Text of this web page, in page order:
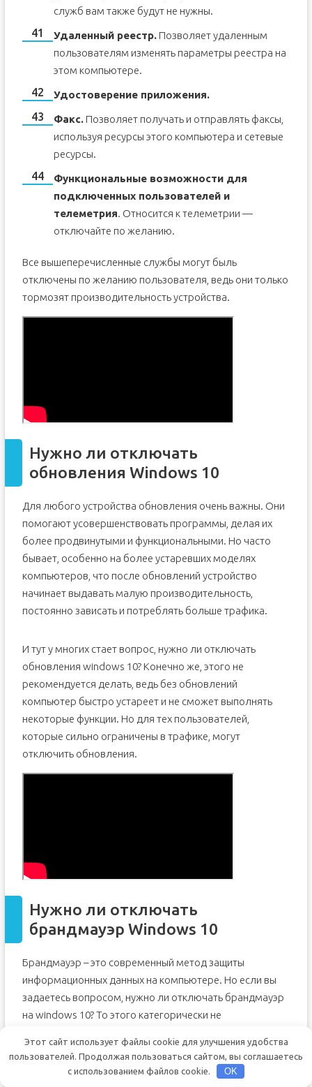
служб вам также будут не нужны.
Удаленный реестр.Позволяет удаленным
пользователям изменять параметры реестра на
этом компьютере.
Удостоверение приложения.
Факс.Позволяет получать и отправлять факсы,
используя ресурсы этого компьютера и сетевые
ресурсы.
Функциональные возможности для
подключенных пользователей и
телеметрия. Относится к телеметрии —
отключайте по желанию.
Все вышеперечисленные службы могут быль
отключены по желанию пользователя, ведь они только
тормозят производительность устройства.
Нужно ли отключать
обновления Windows 10
Для любого устройства обновления очень важны. Они
помогают усовершенствовать программы, делая их
более продвинутыми и функциональными. Но часто
бывает, особенно на более устаревших моделях
компьютеров, что после обновлений устройство
начинает выдавать малую производительность,
постоянно зависать и потреблять больше трафика.
И тут у многих стает вопрос, нужно ли отключать
обновления windows 10? Конечно же, этого не
рекомендуется делать, ведь без обновлений
компьютер быстро устареет и не сможет выполнять
некоторые функции. Но для тех пользователей,
которые сильно ограничены в трафике, могут
отключить обновления.
Нужно ли отключать
брандмауэр Windows 10
Брандмауэр – это современный метод защиты
информационных данных на компьютере. Но если вы
задаетесь вопросом, нужно ли отключать брандмауэр
на windows 10? То этого категорически не
Только если у пользователя есть аналогичная замена
Этот сайт использует файлы cookie для улучшения удобства
пользователей. Продолжая пользоваться сайтом, вы соглашаетесь
с использованием файлов cookie.
OK